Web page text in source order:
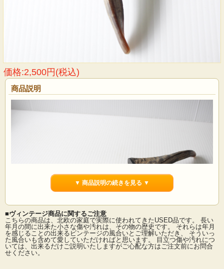
価格:2,500円(税込)
商品説明
デンマークで見つけた、サービング用の大きなサイズのカトラリーです。こちら
はハンドル部分が天然の樹木、もしくは角で、デザイン性もあり、とても個性的
なフォルムです。すくう部分は大きめですので、たっぷりのお料理をサービング
▼ 商品説明の続きを見る ▼
■ヴィンテージ商品に関するご注意
こちらの商品は、北欧の家庭で実際に使われてきたUSED品です。 長い
年月の間に出来た小さな傷や汚れは、その物の歴史です。 それらは年月
を感じることの出来るビンテージの風合いとご理解いただき、 そういっ
た風合いも含めて愛していただければと思います。 目立つ傷や汚れにつ
いては、出来るだけご説明いたしますがご心配な方はご注文前にお問合
せください。